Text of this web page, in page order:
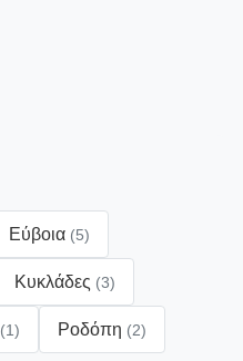
Εύβοια (5)
Κυκλάδες (3)
(1) Ροδόπη (2)